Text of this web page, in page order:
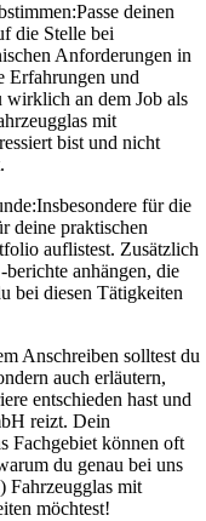
Passe deinen
die Stelle bei
Anforderungen in
Erfahrungen und
wirklich an dem Job als
mit
bist und nicht
Insbesondere für die
deine praktischen
auflistest. Zusätzlich
anhängen, die
bei diesen Tätigkeiten
Anschreiben solltest du
auch erläutern,
entschieden hast und
reizt. Dein
Fachgebiet können oft
du genau bei uns
mit
möchtest!